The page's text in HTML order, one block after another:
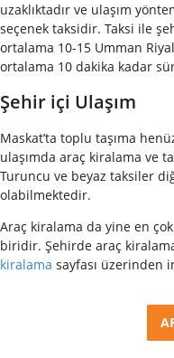
uzaklıktadır ve ulaşım
seçenek taksidir. Taksi ile
ortalama 10-15 Umman
ortalama 10 dakika kadar
Şehir içi Ulaşım
Maskat’ta toplu taşıma
ulaşımda araç kiralama ve
Turuncu ve beyaz taksiler
olabilmektedir.
Araç kiralama da yine en
biridir. Şehirde araç
kiralama sayfası üzerinden